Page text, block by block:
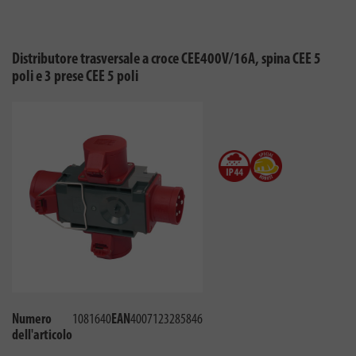
Distributore trasversale a croce CEE400V/16A, spina CEE 5
poli e 3 prese CEE 5 poli
Numero
dell'articolo
1081640EAN4007123285846